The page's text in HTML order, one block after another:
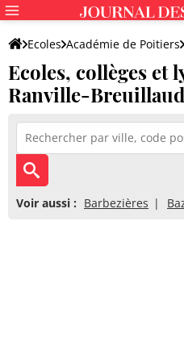
Ecoles Académie de Poitiers
Ecoles, collèges et
Ranville-Breuillaud
Voir aussi : Barbezières